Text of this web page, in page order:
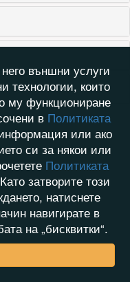
външни услуги
технологии, които
му функциониране
в Политиката
или ако
си за някои или
Политиката
затворите този
натиснете
навигирате в
на „бисквитки“.